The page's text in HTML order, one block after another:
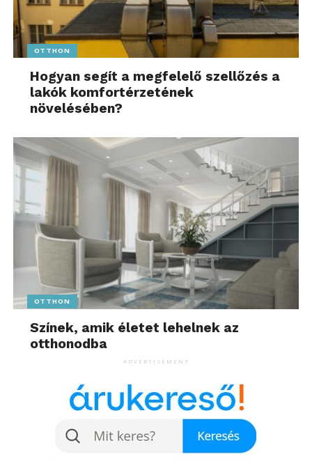
OTTHON
Hogyan segít a megfelelő szellőzés a
lakók komfortérzetének
növelésében?
OTTHON
Színek, amik életet lehelnek az
otthonodba
ADVERTISEMENT